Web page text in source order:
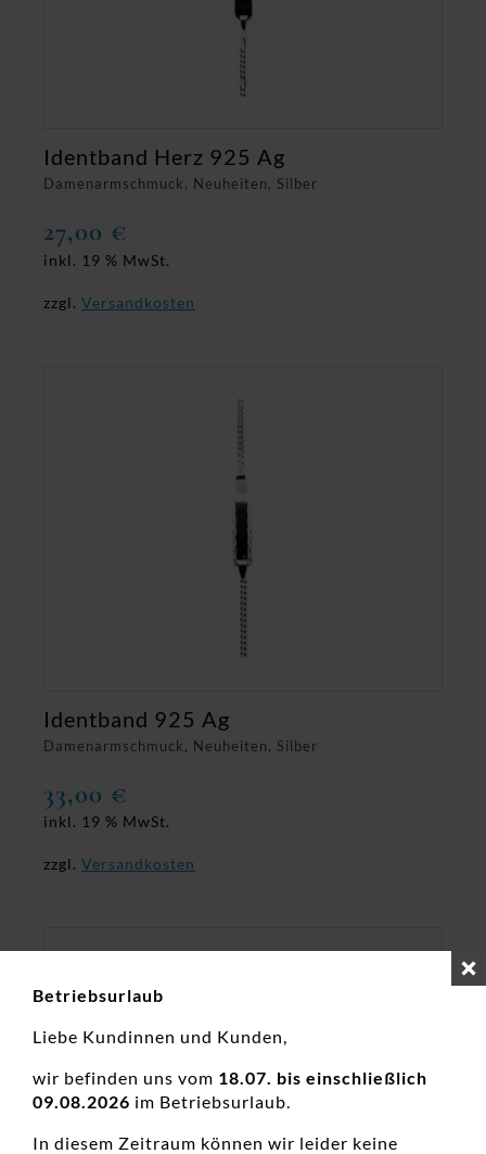
Damenarmschmuck, Neuheiten, Silber
Identband Herz 925 Ag
27,00 €
inkl. 19 % MwSt.
zzgl. Versandkosten
Damenarmschmuck, Neuheiten, Silber
Identband 925 Ag
33,00 €
inkl. 19 % MwSt.
zzgl. Versandkosten
Betriebsurlaub
Liebe Kundinnen und Kunden,
wir befinden uns vom 18.07. bis einschließlich
09.08.2026 im Betriebsurlaub.
In diesem Zeitraum können wir leider keine